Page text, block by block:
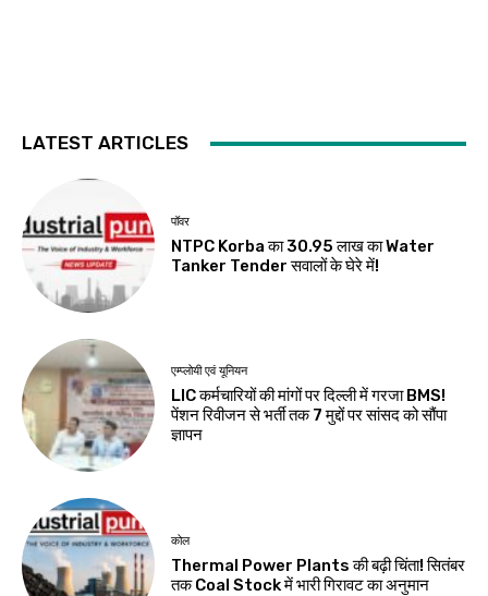
LATEST ARTICLES
पॉवर
NTPC Korba का ₹30.95 लाख का Water
Tanker Tender सवालों के घेरे में!
एम्प्लोयी एवं यूनियन
LIC कर्मचारियों की मांगों पर दिल्ली में गरजा BMS!
पेंशन रिवीजन से भर्ती तक 7 मुद्दों पर सांसद को सौंपा
ज्ञापन
कोल
Thermal Power Plants की बढ़ी चिंता! सितंबर
तक Coal Stock में भारी गिरावट का अनुमान